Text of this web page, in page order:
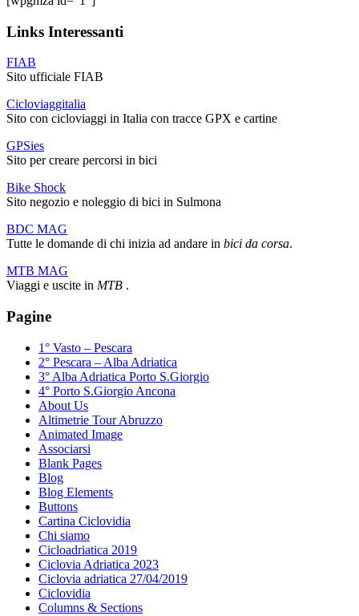
Links Interessanti
FIAB
Sito ufficiale FIAB
Cicloviaggitalia
Sito con cicloviaggi in Italia con tracce GPX e cartine
GPSies
Sito per creare percorsi in bici
Bike Shock
Sito negozio e noleggio di bici in Sulmona
BDC MAG
Tutte le domande di chi inizia ad andare in bici da corsa.
MTB MAG
Viaggi e uscite in MTB .
Pagine
1° Vasto – Pescara
2° Pescara – Alba Adriatica
3° Alba Adriatica Porto S.Giorgio
4° Porto S.Giorgio Ancona
About Us
Altimetrie Tour Abruzzo
Animated Image
Associarsi
Blank Pages
Blog
Blog Elements
Buttons
Cartina Ciclovidia
Chi siamo
Cicloadriatica 2019
Ciclovia Adriatica 2023
Ciclovia adriatica 27/04/2019
Ciclovidia
Columns & Sections